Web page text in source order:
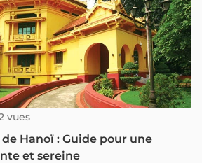
vues
Hanoï : Guide pour une
et sereine